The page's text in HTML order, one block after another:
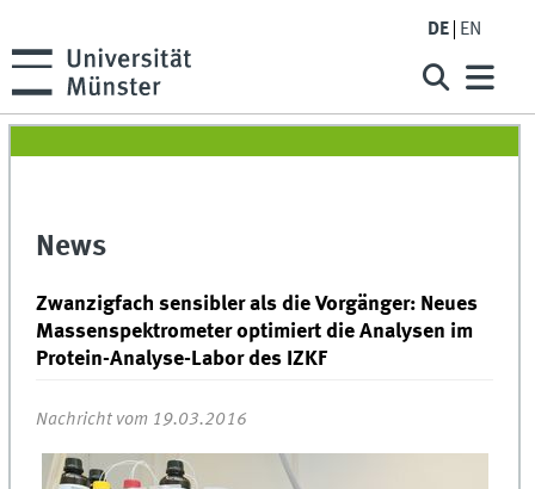
DE EN
News
Zwanzigfach sensibler als die Vorgänger: Neues
Massenspektrometer optimiert die Analysen im
Protein-Analyse-Labor des IZKF
Nachricht vom 19.03.2016